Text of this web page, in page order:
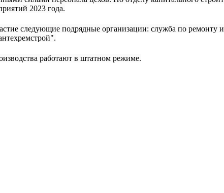
2023 года.
следующие подрядные организации: служба по ремонту
работают в штатном режиме.